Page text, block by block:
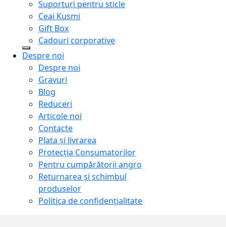
Suporturi pentru sticle
Ceai Kusmi
Gift Box
Cadouri corporative
Despre noi
Despre noi
Gravuri
Blog
Reduceri
Articole noi
Contacte
Plata și livrarea
Protecţia Consumatorilor
Pentru cumpărătorii angro
Returnarea și schimbul
produselor
Politica de confidențialitate